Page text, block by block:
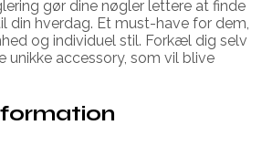
gør dine nøgler lettere at finde
din hverdag. Et must-have for dem,
og individuel stil. Forkæl dig selv
unikke accessory, som vil blive